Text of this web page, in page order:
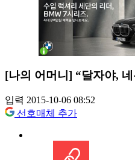
[나의 어머니] “달자야,
입력 2015-10-06 08:52
선호매체 추가